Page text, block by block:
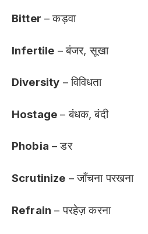
Bitter – कड़वा
Infertile – बंजर, सूखा
Diversity – विविधता
Hostage – बंधक, बंदी
Phobia – डर
Scrutinize – जाँचना परखना
Refrain – परहेज़ करना